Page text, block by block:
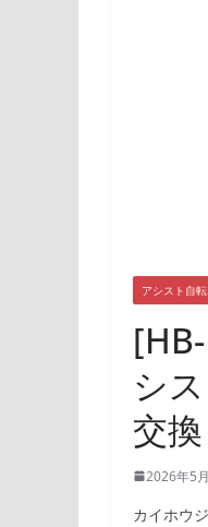
アシスト自
シ
交
2026年5
カイホウ